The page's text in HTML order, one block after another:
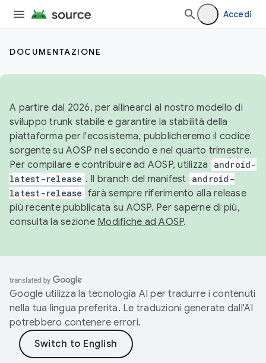
Accedi
DOCUMENTAZIONE
A partire dal 2026, per allinearci al nostro modello di
sviluppo trunk stabile e garantire la stabilità della
piattaforma per l'ecosistema, pubblicheremo il codice
sorgente su AOSP nel secondo e nel quarto trimestre.
Per compilare e contribuire ad AOSP, utilizza
android-
latest-release . Il branch del manifest android-
latest-release farà sempre riferimento alla release
più recente pubblicata su AOSP. Per saperne di più,
consulta la sezione Modifiche ad AOSP.
Google utilizza la tecnologia AI per tradurre i contenuti
nella tua lingua preferita. Le traduzioni generate dall'AI
potrebbero contenere errori.